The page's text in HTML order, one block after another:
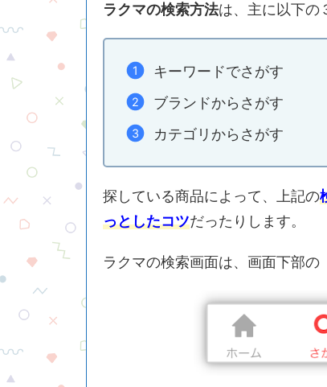
ラクマの検索方法は、主に以下の
キーワードでさがす
ブランドからさがす
カテゴリからさがす
探している商品によって、上記の
っとしたコツだったりします。
ラクマの検索画面は、画面下部の